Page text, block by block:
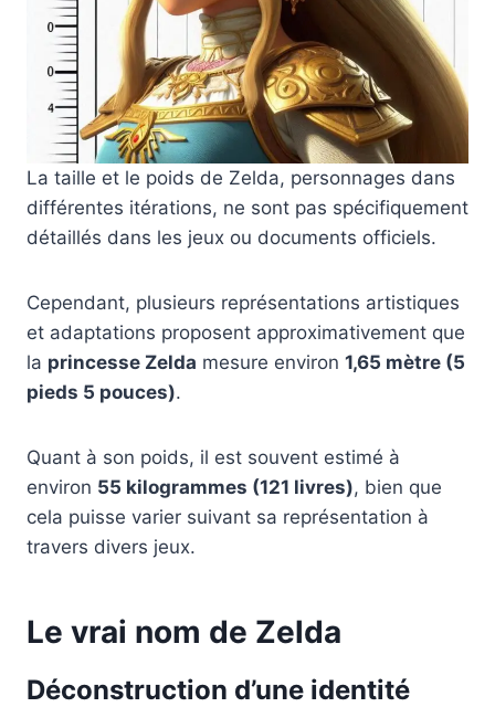
La taille et le poids de Zelda, personnages dans
différentes itérations, ne sont pas spécifiquement
détaillés dans les jeux ou documents officiels.
Cependant, plusieurs représentations artistiques
et adaptations proposent approximativement que
la princesse Zelda mesure environ 1,65 mètre (5
pieds 5 pouces).
Quant à son poids, il est souvent estimé à
environ 55 kilogrammes (121 livres), bien que
cela puisse varier suivant sa représentation à
travers divers jeux.
Le vrai nom de Zelda
Déconstruction d’une identité